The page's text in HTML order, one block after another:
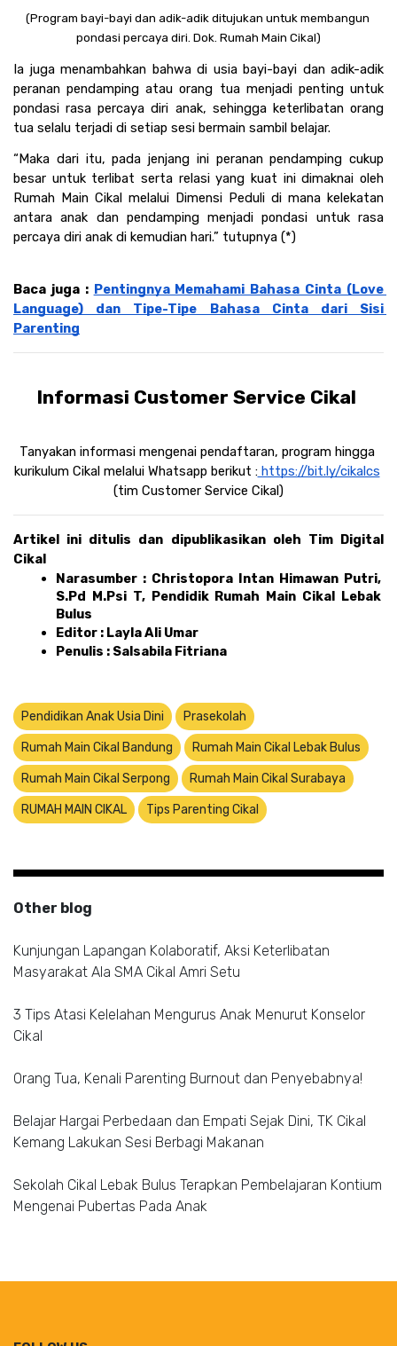
(Program bayi-bayi dan adik-adik ditujukan untuk membangun
pondasi percaya diri. Dok. Rumah Main Cikal)
Ia juga menambahkan bahwa di usia bayi-bayi dan adik-adik
peranan pendamping atau orang tua menjadi penting untuk
pondasi rasa percaya diri anak, sehingga keterlibatan orang
tua selalu terjadi di setiap sesi bermain sambil belajar.
“Maka dari itu, pada jenjang ini peranan pendamping cukup
besar untuk terlibat serta relasi yang kuat ini dimaknai oleh
Rumah Main Cikal melalui Dimensi Peduli di mana kelekatan
antara anak dan pendamping menjadi pondasi untuk rasa
percaya diri anak di kemudian hari.” tutupnya (*)
Baca juga : Pentingnya Memahami Bahasa Cinta (Love
Language) dan Tipe-Tipe Bahasa Cinta dari Sisi
Parenting
Informasi Customer Service Cikal
Tanyakan informasi mengenai pendaftaran, program hingga
kurikulum Cikal melalui Whatsapp berikut : https://bit.ly/cikalcs
(tim Customer Service Cikal)
Artikel ini ditulis dan dipublikasikan oleh Tim Digital
Cikal
Narasumber : Christopora Intan Himawan Putri,
S.Pd M.Psi T, Pendidik Rumah Main Cikal Lebak
Bulus
Editor : Layla Ali Umar
Penulis : Salsabila Fitriana
Pendidikan Anak Usia Dini Prasekolah
Rumah Main Cikal Bandung Rumah Main Cikal Lebak Bulus
Rumah Main Cikal Serpong Rumah Main Cikal Surabaya
RUMAH MAIN CIKAL Tips Parenting Cikal
Other blog
Kunjungan Lapangan Kolaboratif, Aksi Keterlibatan
Masyarakat Ala SMA Cikal Amri Setu
3 Tips Atasi Kelelahan Mengurus Anak Menurut Konselor
Cikal
Orang Tua, Kenali Parenting Burnout dan Penyebabnya!
Belajar Hargai Perbedaan dan Empati Sejak Dini, TK Cikal
Kemang Lakukan Sesi Berbagi Makanan
Sekolah Cikal Lebak Bulus Terapkan Pembelajaran Kontium
Mengenai Pubertas Pada Anak